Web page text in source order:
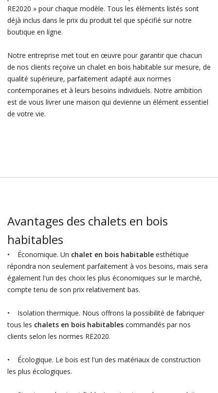
RE2020 » pour chaque modèle. Tous les éléments listés sont
déjà inclus dans le prix du produit tel que spécifié sur notre
boutique en ligne.
Notre entreprise met tout en œuvre pour garantir que chacun
de nos clients reçoive un chalet en bois habitable sur mesure, de
qualité supérieure, parfaitement adapté aux normes
contemporaines et à leurs besoins individuels. Notre ambition
est de vous livrer une maison qui devienne un élément essentiel
de votre vie.
Avantages des chalets en bois
habitables
• Économique. Un chalet en bois habitableesthétique
répondra non seulement parfaitement à vos besoins, mais sera
également l'un des choix les plus économiques sur le marché,
compte tenu de son prix relativement bas.
• Isolation thermique. Nous offrons la possibilité de fabriquer
tous les chalets en bois habitablescommandés par nos
clients selon les normes RE2020.
• Écologique. Le bois est l'un des matériaux de construction
les plus écologiques.